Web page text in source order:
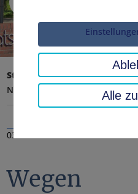
Startseite Landratsamt,
Nachrichten
03.06.2024
Wegen
Alle